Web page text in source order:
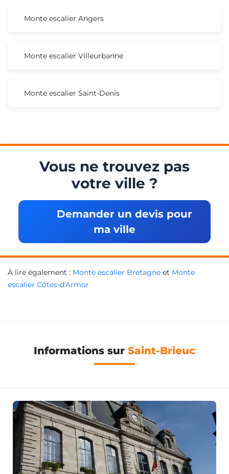
Monte escalier Angers
Monte escalier Villeurbanne
Monte escalier Saint-Denis
Vous ne trouvez pas
votre ville ?
Demander un devis pour
ma ville
À lire également : Monte escalier Bretagne et Monte
escalier Côtes-d'Armor
Informations sur Saint-Brieuc